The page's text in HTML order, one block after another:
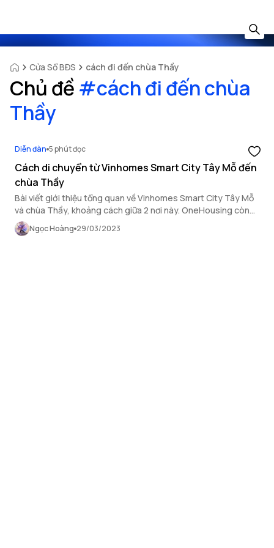
Cửa Sổ BĐS cách đi đến chùa Thầy
Chủ đề #cách đi đến chùa
Thầy
Diễn đàn 5 phút đọc
Cách di chuyển từ Vinhomes Smart City Tây Mỗ đến
chùa Thầy
Bài viết giới thiệu tổng quan về Vinhomes Smart City Tây Mỗ
và chùa Thầy, khoảng cách giữa 2 nơi này. OneHousing còn
hớng dẫn cách di chuyển từ Vinhomes Smart City Tây Mỗ đến
chùa Thầy cho bạn đọc tham khảo.
Ngọc Hoàng 29/03/2023